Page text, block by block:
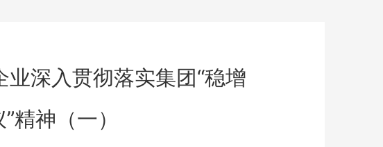
深入贯彻落实集团“稳增
神（一）